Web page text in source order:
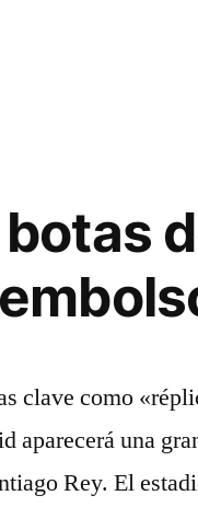
clave como
aparecerá una
Rey. El